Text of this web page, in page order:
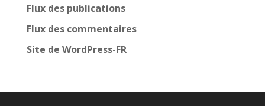
Flux des publications
Flux des commentaires
Site de WordPress-FR